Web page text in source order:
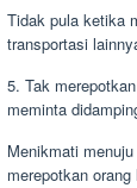
Tidak pula ketika
transportasi
5. Tak
meminta
Menikmati
merepotkan orang